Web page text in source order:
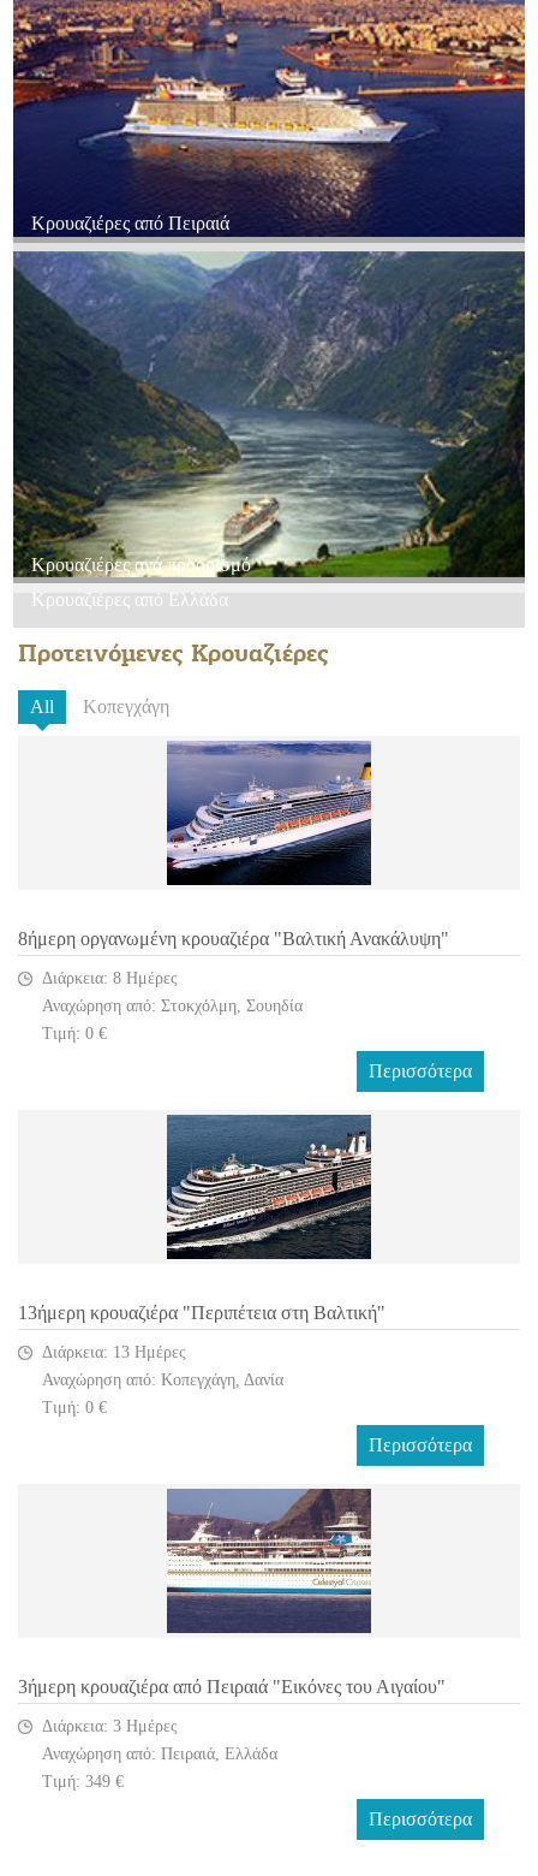
Κρουαζιέρες από Πειραιά
Κρουαζιέρες ανά προορισμό
Κρουαζιέρες από Ελλάδα
Προτεινόμενες Κρουαζιέρες
All Κοπεγχάγη
8ήμερη οργανωμένη κρουαζιέρα "Βαλτική Ανακάλυψη"
Διάρκεια: 8 Ημέρες
Αναχώρηση από: Στοκχόλμη, Σουηδία
Τιμή: 0 €
Περισσότερα
13ήμερη κρουαζιέρα "Περιπέτεια στη Βαλτική"
Διάρκεια: 13 Ημέρες
Αναχώρηση από: Κοπεγχάγη, Δανία
Τιμή: 0 €
Περισσότερα
3ήμερη κρουαζιέρα από Πειραιά "Εικόνες του Αιγαίου"
Διάρκεια: 3 Ημέρες
Αναχώρηση από: Πειραιά, Ελλάδα
Τιμή: 349 €
Περισσότερα